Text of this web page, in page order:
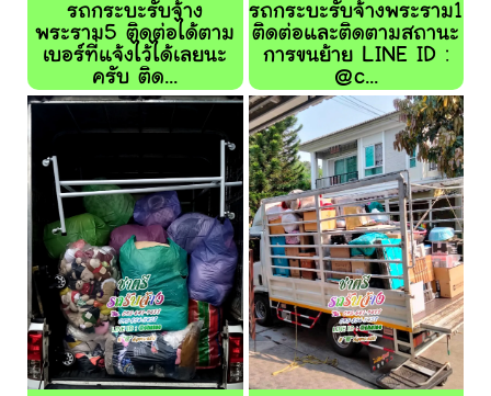
รถกระบะรับจ้าง
พระราม5 ติดต่อได้ตาม
เบอร์ที่แจ้งไว้ได้เลยนะ
ครับ ติด...
รถกระบะรับจ้างพระราม1
ติดต่อและติดตามสถานะ
การขนย้าย LINE ID :
@c...